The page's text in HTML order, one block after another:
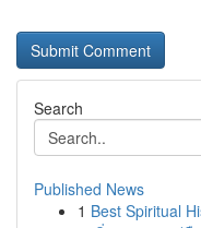
Search
Published News
1 Best Spiritual